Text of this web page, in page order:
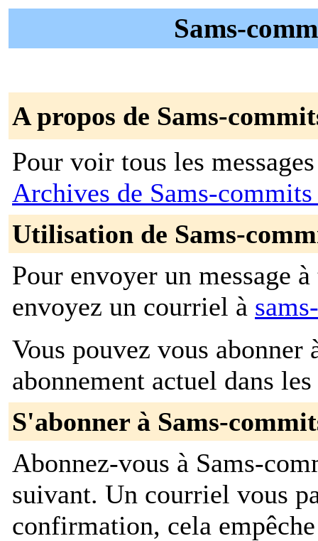
Sams-
A propos de Sams-
Pour voir tous les
Archives de Sams-
Utilisation de Sams-
Pour envoyer un message
envoyez un courriel à
Vous pouvez vous
abonnement actuel dans
S'abonner à Sams-
Abonnez-vous à Sams-
suivant. Un courriel vous
confirmation, cela